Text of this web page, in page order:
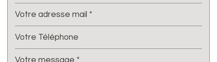
Presse et Tabac
statistiques